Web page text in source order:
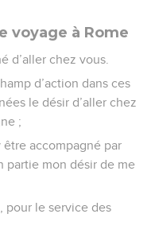
voyage à Rome
d’aller chez vous.
d’action dans ces
le désir d’aller chez
;
être accompagné par
partie mon désir de me
pour le service des